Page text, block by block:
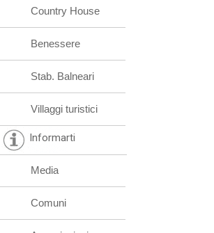
Country House
Benessere
Stab. Balneari
Villaggi turistici
Informarti
Media
Comuni